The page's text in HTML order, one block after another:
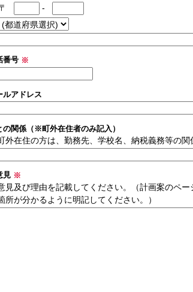
-
番号 ※
ルアドレス
の関係（※町外在住者のみ記入）
外在住の方は、勤務先、学校名、納税義務等の関
見 ※
見及び理由を記載してください。（計画案のペ
所が分かるように明記してください。）